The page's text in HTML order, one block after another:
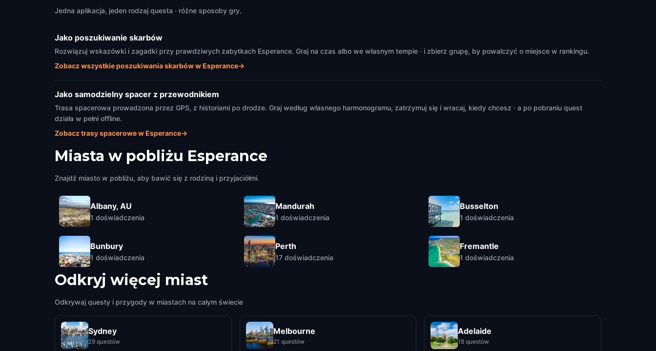
Jedna aplikacja, jeden rodzaj questa · różne sposoby gry.
Jako poszukiwanie skarbów
Rozwiązuj wskazówki i zagadki przy prawdziwych zabytkach Esperance. Graj na czas albo we własnym tempie · i zbierz grupę, by powalczyć o miejsce w rankingu.
Zobacz wszystkie poszukiwania skarbów w Esperance→
Jako samodzielny spacer z przewodnikiem
Trasa spacerowa prowadzona przez GPS, z historiami po drodze. Graj według własnego harmonogramu, zatrzymuj się i wracaj, kiedy chcesz · a po pobraniu quest
działa w pełni offline.
Zobacz trasy spacerowe w Esperance→
Miasta w pobliżu Esperance
Znajdź miasto w pobliżu, aby bawić się z rodziną i przyjaciółmi.
Albany, AU
1 doświadczenia
Bunbury
1 doświadczenia
Mandurah
1 doświadczenia
Perth
17 doświadczenia
Busselton
1 doświadczenia
Fremantle
1 doświadczenia
Odkryj więcej miast
Odkrywaj questy i przygody w miastach na całym świecie
Sydney
29 questów
Melbourne
21 questów
Adelaide
18 questów